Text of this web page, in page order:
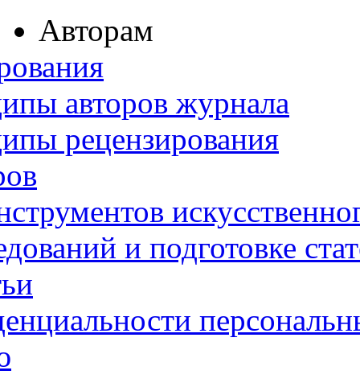
Авторам
авторов журнала
рецензирования
и подготовке